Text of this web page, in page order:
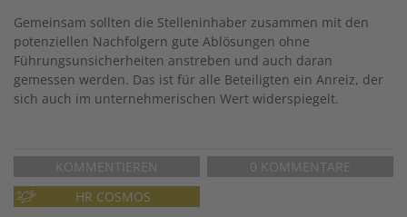
Gemeinsam sollten die Stelleninhaber zusammen mit den
potenziellen Nachfolgern gute Ablösungen ohne
Führungsunsicherheiten anstreben und auch daran
gemessen werden. Das ist für alle Beteiligten ein Anreiz, der
sich auch im unternehmerischen Wert widerspiegelt.
KOMMENTIEREN
0 KOMMENTARE
HR COSMOS